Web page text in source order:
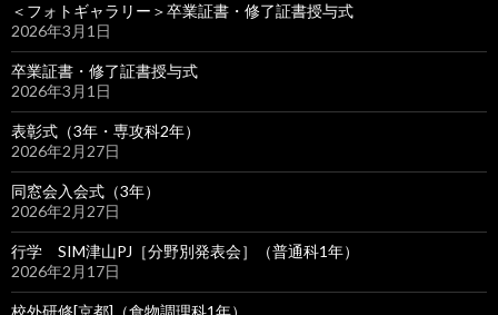
＜フォトギャラリー＞卒業証書・修了証書授与式
2026年3月1日
卒業証書・修了証書授与式
2026年3月1日
表彰式（3年・専攻科2年）
2026年2月27日
同窓会入会式（3年）
2026年2月27日
行学 SIM津山PJ［分野別発表会］（普通科1年）
2026年2月17日